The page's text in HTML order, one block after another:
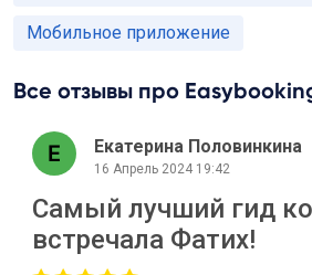
Мобильное приложение
Все отзывы про
Екатерина Половинкина
16 Апрель 2024 19:42
Самый лучший гид
встречала Фатих!